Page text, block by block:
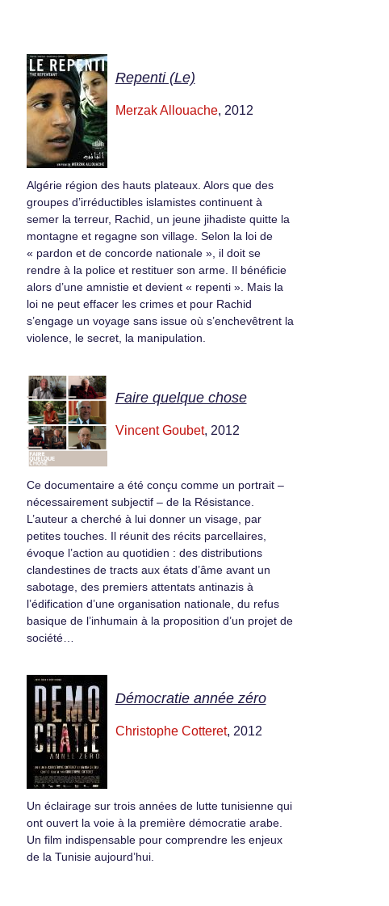
Repenti (Le)
Merzak Allouache, 2012
Algérie région des hauts plateaux. Alors que des
groupes d’irréductibles islamistes continuent à
semer la terreur, Rachid, un jeune jihadiste quitte la
montagne et regagne son village. Selon la loi de
« pardon et de concorde nationale », il doit se
rendre à la police et restituer son arme. Il bénéficie
alors d’une amnistie et devient « repenti ». Mais la
loi ne peut effacer les crimes et pour Rachid
s’engage un voyage sans issue où s’enchevêtrent la
violence, le secret, la manipulation.
Faire quelque chose
Vincent Goubet, 2012
Ce documentaire a été conçu comme un portrait –
nécessairement subjectif – de la Résistance.
L’auteur a cherché à lui donner un visage, par
petites touches. Il réunit des récits parcellaires,
évoque l’action au quotidien : des distributions
clandestines de tracts aux états d’âme avant un
sabotage, des premiers attentats antinazis à
l’édification d’une organisation nationale, du refus
basique de l’inhumain à la proposition d’un projet de
société…
Démocratie année zéro
Christophe Cotteret, 2012
Un éclairage sur trois années de lutte tunisienne qui
ont ouvert la voie à la première démocratie arabe.
Un film indispensable pour comprendre les enjeux
de la Tunisie aujourd’hui.